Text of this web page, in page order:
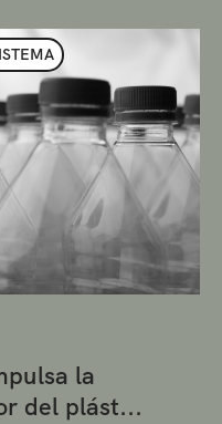
la
del plást...